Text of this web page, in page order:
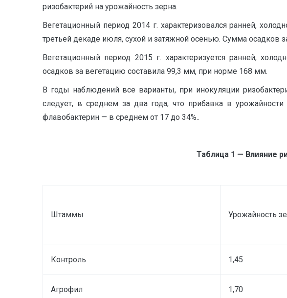
ризобактерий на урожайность зерна.
Вегетационный период 2014 г. характеризовался ранней,
третьей декаде июля, сухой и затяжной осенью. Сумма осадков
Вегетационный период 2015 г. характеризуется ранней,
осадков за вегетацию составила 99,3 мм, при норме 168 мм.
В годы наблюдений все варианты, при инокуляции
следует, в среднем за два года, что прибавка в
флавобактерин — в среднем от 17 до 34%..
Таблица 1 — Влияние
Штаммы Урожайность
Контроль 1,45
Агрофил 1,70